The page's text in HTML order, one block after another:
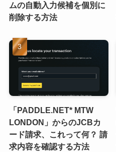
ムの自動入力候補を個別に
削除する方法
「PADDLE.NET* MTW
LONDON」からのJCBカ
ード請求、これって何？ 請
求内容を確認する方法